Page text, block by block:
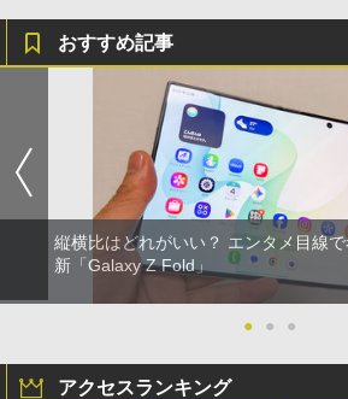
おすすめ記事
縦横比はどれがいい？ エンタメ目線
新「Galaxy Z Fold」
● ● ●
アクセスランキング